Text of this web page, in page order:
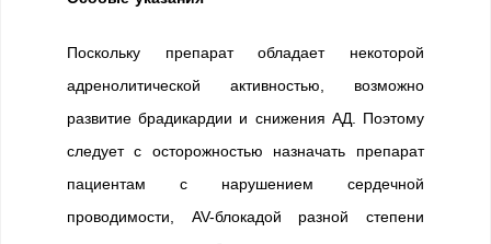
Поскольку препарат обладает некоторой
адренолитической активностью, возможно
развитие брадикардии и снижения АД. Поэтому
следует с осторожностью назначать препарат
пациентам с нарушением сердечной
проводимости, AV-блокадой разной степени